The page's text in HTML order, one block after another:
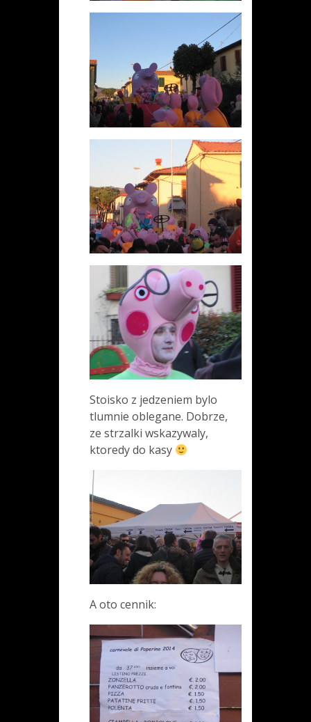
Stoisko z jedzeniem bylo
tlumnie oblegane. Dobrze,
ze strzalki wskazywaly,
ktoredy do kasy
A oto cennik: